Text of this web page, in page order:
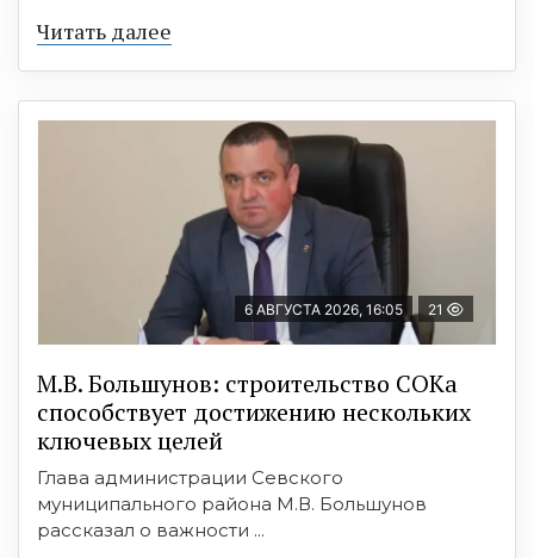
Читать далее
6 АВГУСТА 2026, 16:05 21
М.В. Большунов: строительство СОКа
способствует достижению нескольких
ключевых целей
Глава администрации Севского
муниципального района М.В. Большунов
рассказал о важности ...